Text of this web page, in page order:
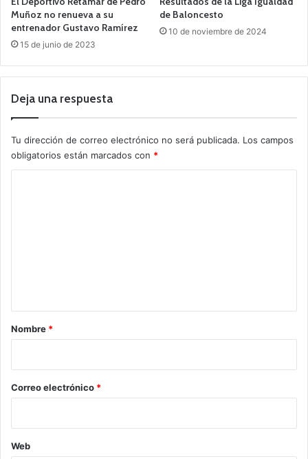
Muñoz no renueva a su
entrenador Gustavo Ramírez
15 de junio de 2023
de Baloncesto
10 de noviembre de 2024
Deja una respuesta
Tu dirección de correo electrónico no será publicada. Los campos
obligatorios están marcados con *
r
*
Nombre *
Correo electrónico *
Web